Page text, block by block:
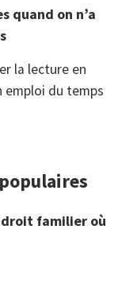
quand on n’a
la lecture en
emploi du temps
familier où